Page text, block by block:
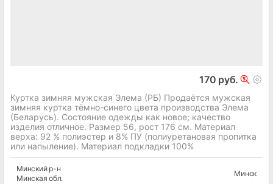
170 руб.
Куртка зимняя мужская Элема (РБ) Продаётся мужская
зимняя куртка тёмно-синего цвета производства Элема
(Беларусь). Состояние одежды как новое; качество
изделия отличное. Размер 56, рост 176 см. Материал
верха: 92 % полиэстер и 8% ПУ (полиуретановая пропитка
или напыление). Материал подкладки 100%
Минскийр-н
Минская обл.
Минск